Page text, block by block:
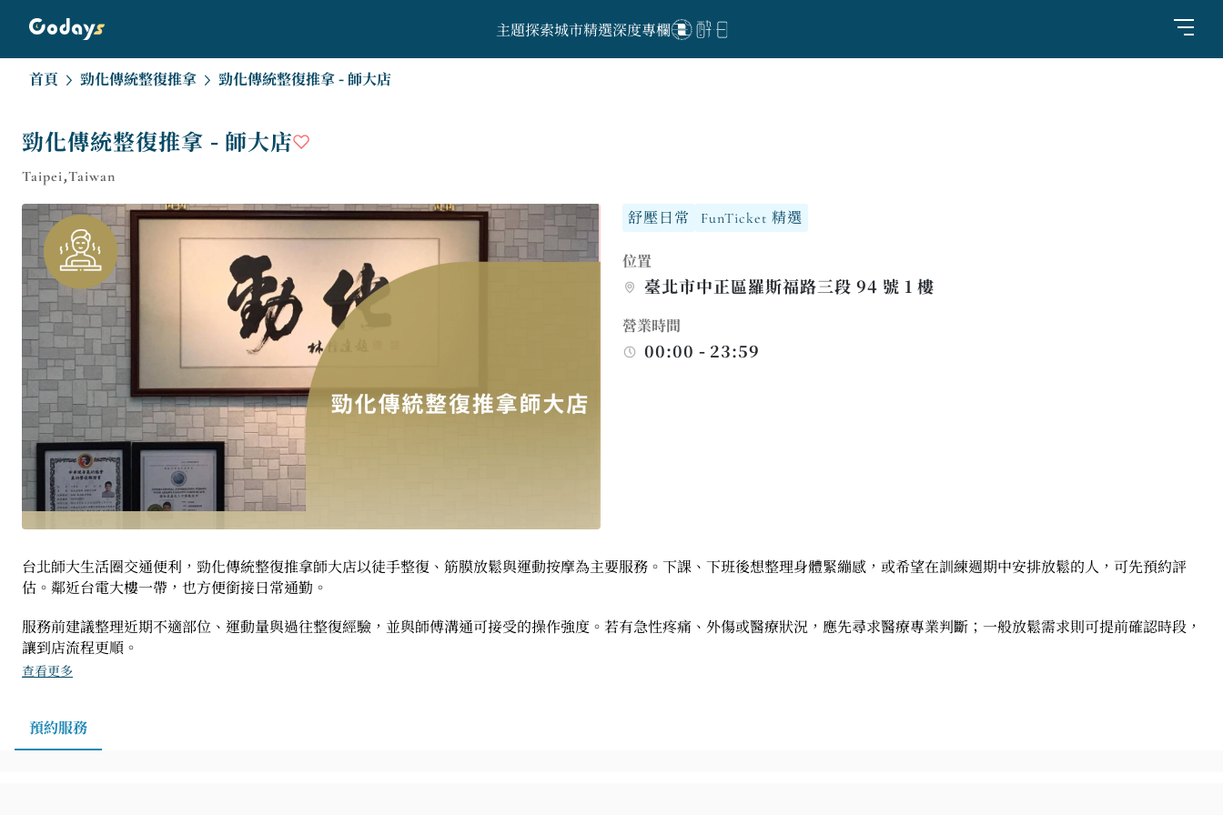
主題探索城市精選深度專欄
首頁 勁化傳統整復推拿 勁化傳統整復推拿 - 師大店
勁化傳統整復推拿 - 師大店
Taipei,Taiwan
舒壓日常 FunTicket 精選
位置
臺北市中正區羅斯福路三段 94 號 1 樓
營業時間
00:00 - 23:59
台北師大生活圈交通便利，勁化傳統整復推拿師大店以徒手整復、筋膜放鬆與運動按摩為主要服務。下課、下班後想整理身體緊繃感，或希望在訓練週期中安排放鬆的人，可先預約評
估。鄰近台電大樓一帶，也方便銜接日常通勤。
服務前建議整理近期不適部位、運動量與過往整復經驗，並與師傅溝通可接受的操作強度。若有急性疼痛、外傷或醫療狀況，應先尋求醫療專業判斷；一般放鬆需求則可提前確認時段，
讓到店流程更順。
查看更多
預約服務